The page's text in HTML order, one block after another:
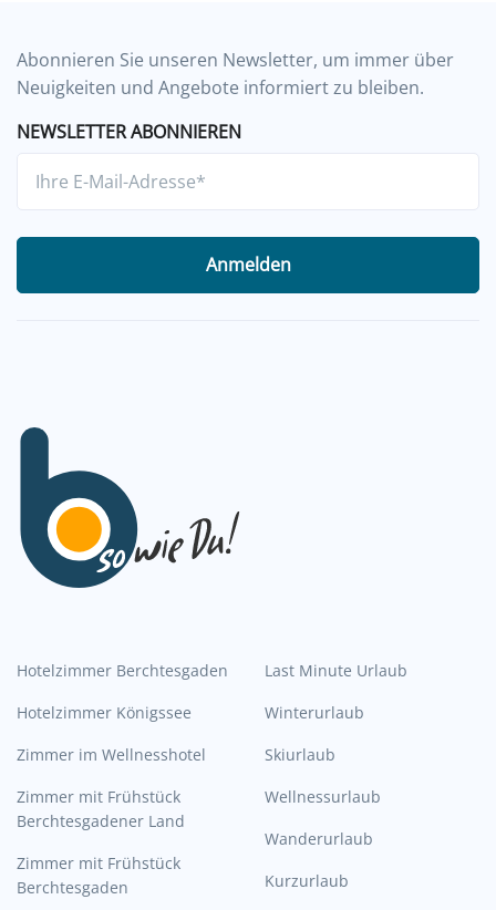
Abonnieren Sie unseren Newsletter, um immer über
Neuigkeiten und Angebote informiert zu bleiben.
NEWSLETTER ABONNIEREN
Anmelden
Hotelzimmer Berchtesgaden
Hotelzimmer Königssee
Zimmer im Wellnesshotel
Zimmer mit Frühstück
Berchtesgadener Land
Zimmer mit Frühstück
Berchtesgaden
Last Minute Urlaub
Winterurlaub
Skiurlaub
Wellnessurlaub
Wanderurlaub
Kurzurlaub